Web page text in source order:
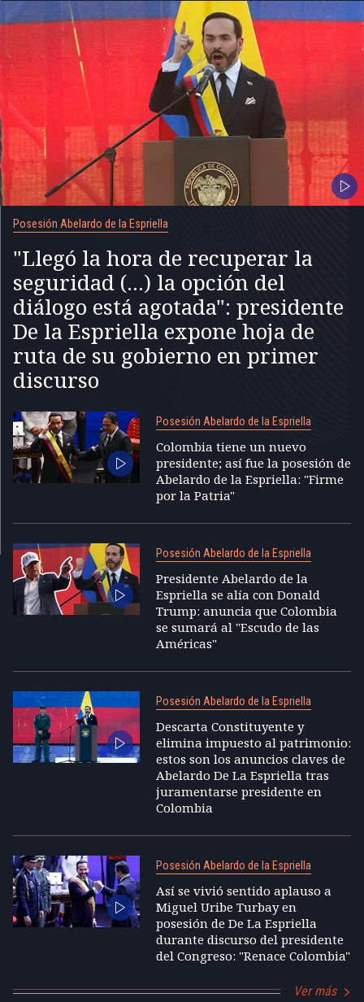
Posesión Abelardo de la Espriella
"Llegó la hora de recuperar la
seguridad (...) la opción del
diálogo está agotada": presidente
De la Espriella expone hoja de
ruta de su gobierno en primer
discurso
Posesión Abelardo de la Espriella
Colombia tiene un nuevo
presidente; así fue la posesión de
Abelardo de la Espriella: "Firme
por la Patria"
Posesión Abelardo de la Espriella
Presidente Abelardo de la
Espriella se alía con Donald
Trump: anuncia que Colombia
se sumará al "Escudo de las
Américas"
Posesión Abelardo de la Espriella
Descarta Constituyente y
elimina impuesto al patrimonio:
estos son los anuncios claves de
Abelardo De La Espriella tras
juramentarse presidente en
Colombia
Posesión Abelardo de la Espriella
Así se vivió sentido aplauso a
Miguel Uribe Turbay en
posesión de De La Espriella
durante discurso del presidente
del Congreso: "Renace Colombia"
Ver más